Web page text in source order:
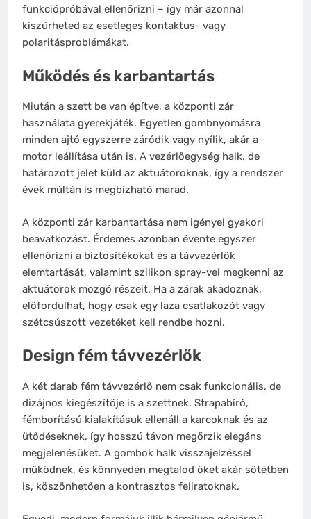
funkciópróbával ellenőrizni – így már azonnal
kiszűrheted az esetleges kontaktus- vagy
polaritásproblémákat.
Működés és karbantartás
Miután a szett be van építve, a központi zár
használata gyerekjáték. Egyetlen gombnyomásra
minden ajtó egyszerre záródik vagy nyílik, akár a
motor leállítása után is. A vezérlőegység halk, de
határozott jelet küld az aktuátoroknak, így a rendszer
évek múltán is megbízható marad.
A központi zár karbantartása nem igényel gyakori
beavatkozást. Érdemes azonban évente egyszer
ellenőrizni a biztosítékokat és a távvezérlők
elemtartását, valamint szilikon spray-vel megkenni az
aktuátorok mozgó részeit. Ha a zárak akadoznak,
előfordulhat, hogy csak egy laza csatlakozót vagy
szétcsúszott vezetéket kell rendbe hozni.
Design fém távvezérlők
A két darab fém távvezérlő nem csak funkcionális, de
dizájnos kiegészítője is a szettnek. Strapabíró,
fémborítású kialakításuk ellenáll a karcoknak és az
ütődéseknek, így hosszú távon megőrzik elegáns
megjelenésüket. A gombok halk visszajelzéssel
működnek, és könnyedén megtalod őket akár sötétben
is, köszönhetően a kontrasztos feliratoknak.